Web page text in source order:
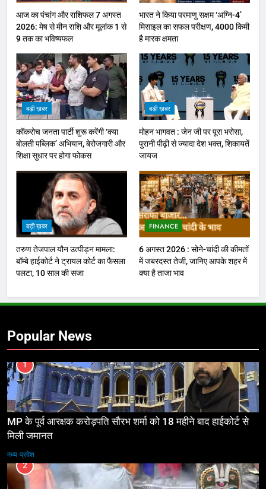
आज का पंचांग और राशिफल 7 अगस्त
2026: मेष से मीन राशि और मूलांक 1 से
9 तक का भविष्यफल
भारत ने किया परमाणु सक्षम ‘अग्नि-4’
मिसाइल का सफल परीक्षण, 4000 किमी
है मारक क्षमता
बड़ी ख़बर
कॉकरोच जनता पार्टी शुरू करेंगी ‘क्या
बोलती पब्लिक’ अभियान, बेरोजगारी और
शिक्षा सुधार पर होगा फोकस
बड़ी ख़बर
मोहन भागवत : जेन जी पर पूरा भरोसा,
पुरानी पीढ़ी से ज्यादा देश भक्त, शिकायतें
जायज
बड़ी ख़बर
तरुण तेजपाल यौन उत्पीड़न मामला:
बॉम्बे हाईकोर्ट ने ट्रायल कोर्ट का फैसला
पलटा, 10 साल की सजा
FINANCE
6 अगस्त 2026 : सोने-चांदी की कीमतों
में जबरदस्त तेजी, जानिए आपके शहर में
क्या है ताजा भाव
Popular News
1
MP के पूर्व आरक्षक करोड़पति सौरभ शर्मा को 18 महीने बाद हाईकोर्ट से
मिली जमानत
मध्य प्रदेश
2